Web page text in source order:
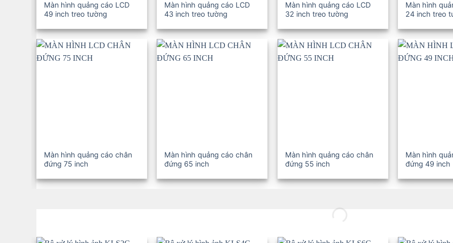
Màn hình quảng cáo LCD
49 inch treo tường
Màn hình quảng cáo LCD
43 inch treo tường
Màn hình quảng cáo LCD
32 inch treo tường
Màn hình
24 inch treo
Màn hình quảng cáo chân
đứng 75 inch
Màn hình quảng cáo chân
đứng 65 inch
Màn hình quảng cáo chân
đứng 55 inch
Màn hình
đứng 49 inch